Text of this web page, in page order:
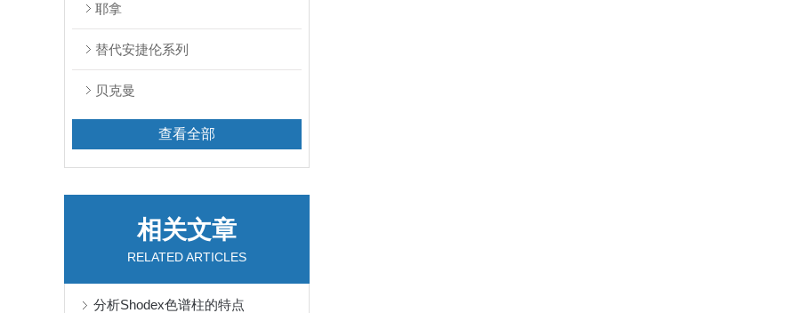
耶拿
替代安捷伦系列
贝克曼
查看全部
相关文章
RELATED ARTICLES
分析Shodex色谱柱的特点